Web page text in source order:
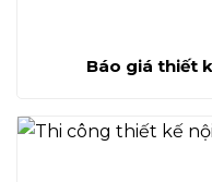
Báo giá thiết